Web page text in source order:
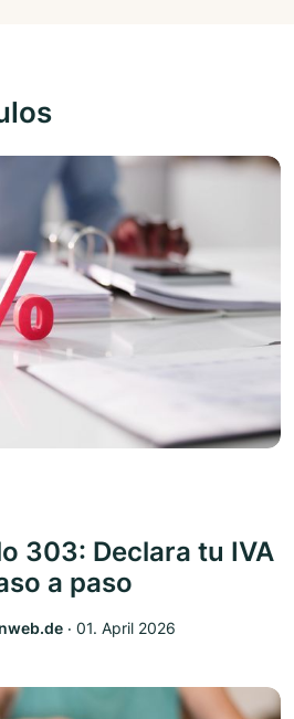
303: Declara tu IVA
a paso
‧ 01. April 2026